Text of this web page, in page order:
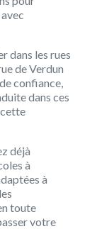
dans les rues
de Verdun
confiance,
dans ces
déjà
à
à
toute
votre